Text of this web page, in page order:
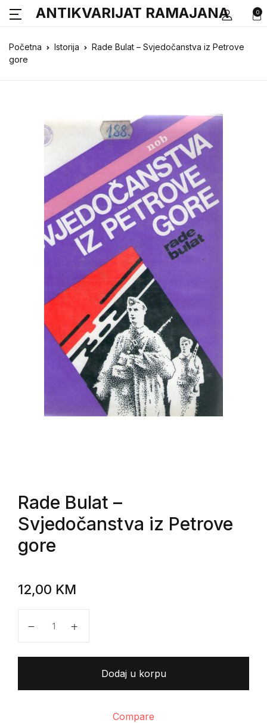
0
ANTIKVARIJAT RAMAJANA
Početna Istorija
Rade Bulat – Svjedočanstva iz Petrove
gore
Rade Bulat –
Svjedočanstva iz Petrove
gore
12,00 KM
Dodaj u korpu
Compare